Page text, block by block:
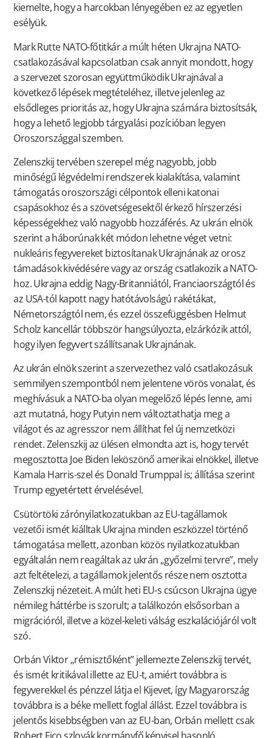
kiemelte, hogy a harcokban lényegében ez az egyetlen
esélyük.
Mark Rutte NATO-főtitkár a múlt héten Ukrajna NATO-
csatlakozásával kapcsolatban csak annyit mondott, hogy
a szervezet szorosan együttműködik Ukrajnával a
következő lépések megtételéhez, illetve jelenleg az
elsődleges prioritás az, hogy Ukrajna számára biztosítsák,
hogy a lehető legjobb tárgyalási pozícióban legyen
Oroszországgal szemben.
Zelenszkij tervében szerepel még nagyobb, jobb
minőségű légvédelmi rendszerek kialakítása, valamint
támogatás oroszországi célpontok elleni katonai
csapásokhoz és a szövetségesektől érkező hírszerzési
képességekhez való nagyobb hozzáférés. Az ukrán elnök
szerint a háborúnak két módon lehetne véget vetni:
nukleáris fegyvereket biztosítanak Ukrajnának az orosz
támadások kivédésére vagy az ország csatlakozik a NATO-
hoz. Ukrajna eddig Nagy-Britanniától, Franciaországtól és
az USA-tól kapott nagy hatótávolságú rakétákat,
Németországtól nem, és ezzel összefüggésben Helmut
Scholz kancellár többször hangsúlyozta, elzárkózik attól,
hogy ilyen fegyvert szállítsanak Ukrajnának.
Az ukrán elnök szerint a szervezethez való csatlakozásuk
semmilyen szempontból nem jelentene vörös vonalat, és
meghívásuk a NATO-ba olyan megelőző lépés lenne, ami
azt mutatná, hogy Putyin nem változtathatja meg a
világot és az agresszor nem állíthat fel új nemzetközi
rendet. Zelenszkij az ülésen elmondta azt is, hogy tervét
megosztotta Joe Biden leköszönő amerikai elnökkel, illetve
Kamala Harris-szel és Donald Trumppal is; állítása szerint
Trump egyetértett érvelésével.
Csütörtöki zárónyilatkozatukban az EU-tagállamok
vezetői ismét kiálltak Ukrajna minden eszközzel történő
támogatása mellett, azonban közös nyilatkozatukban
egyáltalán nem reagáltak az ukrán „győzelmi tervre”, mely
azt feltételezi, a tagállamok jelentős része nem osztotta
Zelenszkij nézeteit. A múlt heti EU-s csúcson Ukrajna ügye
némileg háttérbe is szorult; a találkozón elsősorban a
migrációról, illetve a közel-keleti válság eszkalációjáról volt
szó.
Orbán Viktor ,,rémisztőként” jellemezte Zelenszkij tervét,
és ismét kritikával illette az EU-t, amiért továbbra is
fegyverekkel és pénzzel látja el Kijevet, így Magyarország
továbbra is a béke mellett foglal állást. Ezzel továbbra is
jelentős kisebbségben van az EU-ban, Orbán mellett csak